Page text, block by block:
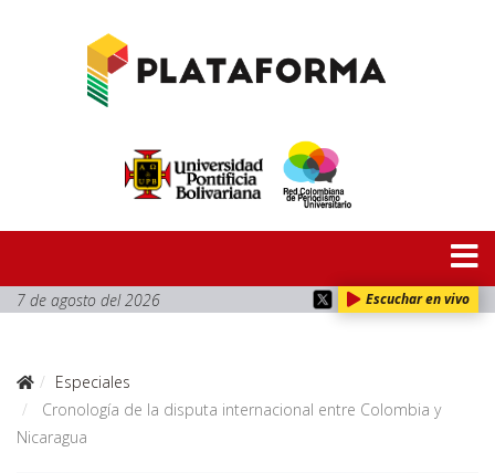
7 de agosto del 2026 Escuchar en vivo
Especiales
Cronología de la disputa internacional entre Colombia y
Nicaragua